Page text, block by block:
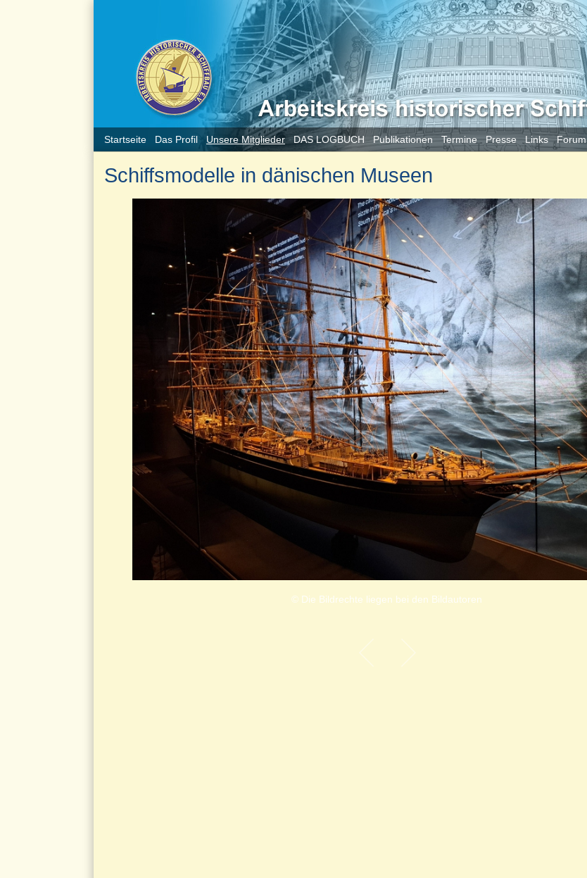
Startseite Das Profil Unsere Mitglieder DAS LOGBUCH Publikationen Termine Presse Links Forum
Schiffsmodelle in dänischen Museen
© Die Bildrechte liegen bei den Bildautoren